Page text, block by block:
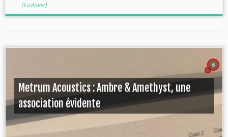
(Ludovic)
6
Metrum Acoustics : Ambre & Amethyst, une
association évidente